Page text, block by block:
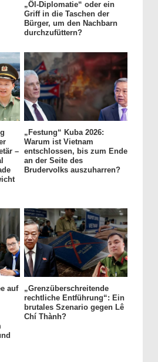
„Öl-Diplomatie“ oder ein
Griff in die Taschen der
Bürger, um den Nachbarn
durchzufüttern?
–
„Festung“ Kuba 2026:
Warum ist Vietnam
entschlossen, bis zum Ende
an der Seite des
Brudervolks auszuharren?
auf
„Grenzüberschreitende
rechtliche Entführung“: Ein
brutales Szenario gegen Lê
Chí Thành?